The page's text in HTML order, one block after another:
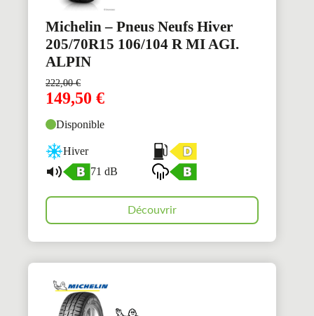
Michelin – Pneus Neufs Hiver
205/70R15 106/104 R MI AGI.
ALPIN
222,00€
149,50 €
Disponible
Hiver
71 dB
Découvrir